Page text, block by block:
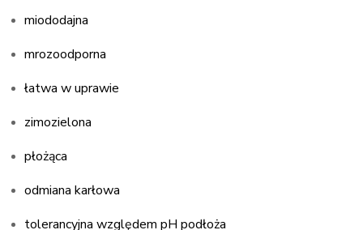
miododajna
mrozoodporna
łatwa w uprawie
zimozielona
płożąca
odmiana karłowa
tolerancyjna względem pH podłoża